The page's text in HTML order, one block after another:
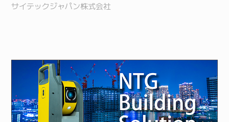
サイテックジャパン株式会社